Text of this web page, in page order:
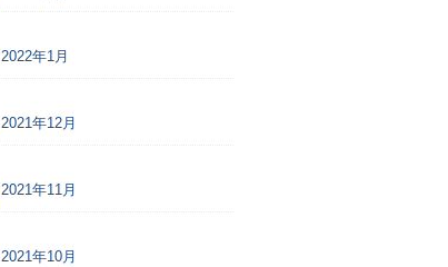
2022年1月
2021年12月
2021年11月
2021年10月